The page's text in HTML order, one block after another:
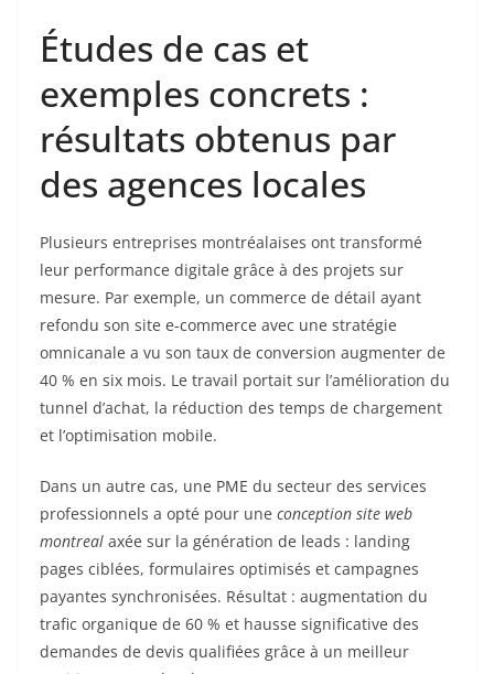
Études de cas et
exemples concrets :
résultats obtenus par
des agences locales
Plusieurs entreprises montréalaises ont transformé
leur performance digitale grâce à des projets sur
mesure. Par exemple, un commerce de détail ayant
refondu son site e‑commerce avec une stratégie
omnicanale a vu son taux de conversion augmenter de
40 % en six mois. Le travail portait sur l’amélioration du
tunnel d’achat, la réduction des temps de chargement
et l’optimisation mobile.
Dans un autre cas, une PME du secteur des services
professionnels a opté pour une conception site web
montreal axée sur la génération de leads : landing
pages ciblées, formulaires optimisés et campagnes
payantes synchronisées. Résultat : augmentation du
trafic organique de 60 % et hausse significative des
demandes de devis qualifiées grâce à un meilleur